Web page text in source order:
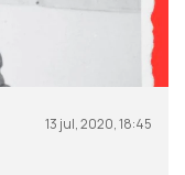
13 jul, 2020, 18:45